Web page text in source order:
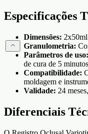
Especificações
Dimensões: 2x50ml
Granulometria:
Parâmetros de uso:
de cura de 5 minutos
Compatibilidade:
moldagem e
Validade: 24
Diferenciais